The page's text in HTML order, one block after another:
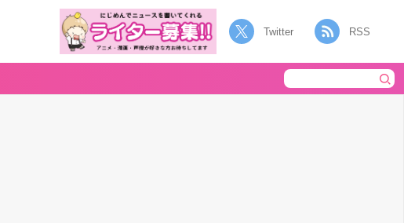
Twitter RSS